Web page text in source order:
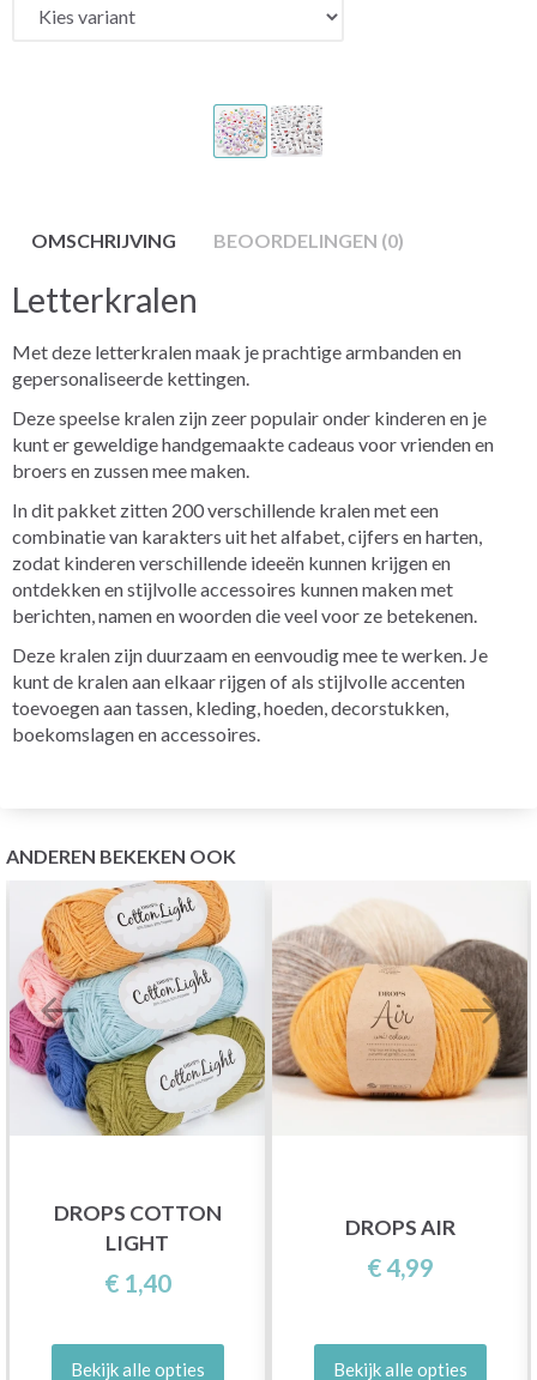
OMSCHRIJVING BEOORDELINGEN (0)
Letterkralen
Met deze letterkralen maak je prachtige armbanden en
gepersonaliseerde kettingen.
Deze speelse kralen zijn zeer populair onder kinderen en je
kunt er geweldige handgemaakte cadeaus voor vrienden en
broers en zussen mee maken.
In dit pakket zitten 200 verschillende kralen met een
combinatie van karakters uit het alfabet, cijfers en harten,
zodat kinderen verschillende ideeën kunnen krijgen en
ontdekken en stijlvolle accessoires kunnen maken met
berichten, namen en woorden die veel voor ze betekenen.
Deze kralen zijn duurzaam en eenvoudig mee te werken. Je
kunt de kralen aan elkaar rijgen of als stijlvolle accenten
toevoegen aan tassen, kleding, hoeden, decorstukken,
boekomslagen en accessoires.
ANDEREN BEKEKEN OOK
DROPS COTTON
LIGHT
€ 1,40
Bekijk alle opties
DROPS AIR
€ 4,99
Bekijk alle opties